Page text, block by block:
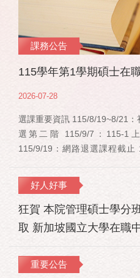
課務公告
115學年第1學期碩士在
2026-07-28
選課重要資訊 115/8/19~8/21
選第二階 115/9/7：115-1
115/9/19：網路退選課程截止
【賽明成老師】 相關連結：週
好人好事
狂賀 本院管理碩士學分
取 新加坡國立大學在職
重要公告